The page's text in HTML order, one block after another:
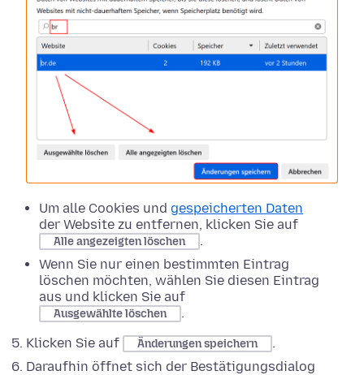
Um alle Cookies und gespeicherten Daten
der Website zu entfernen, klicken Sie auf
Alle angezeigten löschen
.
Wenn Sie nur einen bestimmten Eintrag
löschen möchten, wählen Sie diesen Eintrag
aus und klicken Sie auf
Ausgewählte löschen
.
Klicken Sie auf
Änderungen speichern
.
Daraufhin öffnet sich der Bestätigungsdialog